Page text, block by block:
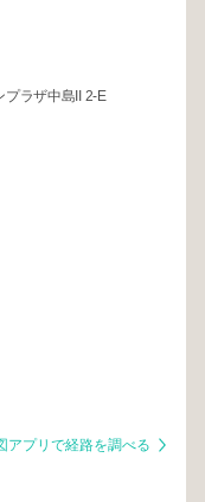
ラザ中島II 2-E
アプリで経路を調べる